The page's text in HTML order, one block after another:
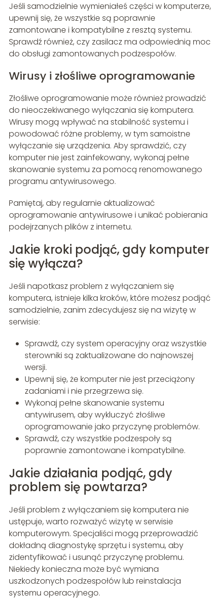
Jeśli samodzielnie wymieniałeś części w komputerze,
upewnij się, że wszystkie są poprawnie
zamontowane i kompatybilne z resztą systemu.
Sprawdź również, czy zasilacz ma odpowiednią moc
do obsługi zamontowanych podzespołów.
Wirusy i złośliwe oprogramowanie
Złośliwe oprogramowanie może również prowadzić
do nieoczekiwanego wyłączania się komputera.
Wirusy mogą wpływać na stabilność systemu i
powodować różne problemy, w tym samoistne
wyłączanie się urządzenia. Aby sprawdzić, czy
komputer nie jest zainfekowany, wykonaj pełne
skanowanie systemu za pomocą renomowanego
programu antywirusowego.
Pamiętaj, aby regularnie aktualizować
oprogramowanie antywirusowe i unikać pobierania
podejrzanych plików z internetu.
Jakie kroki podjąć, gdy komputer
się wyłącza?
Jeśli napotkasz problem z wyłączaniem się
komputera, istnieje kilka kroków, które możesz podjąć
samodzielnie, zanim zdecydujesz się na wizytę w
serwisie:
Sprawdź, czy system operacyjny oraz wszystkie
sterowniki są zaktualizowane do najnowszej
wersji.
Upewnij się, że komputer nie jest przeciążony
zadaniami i nie przegrzewa się.
Wykonaj pełne skanowanie systemu
antywirusem, aby wykluczyć złośliwe
oprogramowanie jako przyczynę problemów.
Sprawdź, czy wszystkie podzespoły są
poprawnie zamontowane i kompatybilne.
Jakie działania podjąć, gdy
problem się powtarza?
Jeśli problem z wyłączaniem się komputera nie
ustępuje, warto rozważyć wizytę w serwisie
komputerowym. Specjaliści mogą przeprowadzić
dokładną diagnostykę sprzętu i systemu, aby
zidentyfikować i usunąć przyczynę problemu.
Niekiedy konieczna może być wymiana
uszkodzonych podzespołów lub reinstalacja
systemu operacyjnego.